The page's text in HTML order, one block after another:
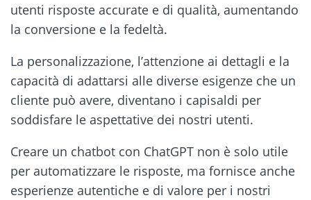
utenti risposte accurate e di qualità, aumentando
la conversione e la fedeltà.
La personalizzazione, l’attenzione ai dettagli e la
capacità di adattarsi alle diverse esigenze che un
cliente può avere, diventano i capisaldi per
soddisfare le aspettative dei nostri utenti.
Creare un chatbot con ChatGPT non è solo utile
per automatizzare le risposte, ma fornisce anche
esperienze autentiche e di valore per i nostri